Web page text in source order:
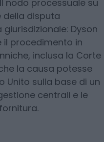
nodo processuale su
disputa
Dyson
procedimento in
inclusa la Corte
la causa potesse
Unito sulla base di un
centrali e le